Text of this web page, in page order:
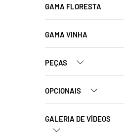
GAMA FLORESTA
GAMA VINHA
PEÇAS
OPCIONAIS
GALERIA DE VÍDEOS